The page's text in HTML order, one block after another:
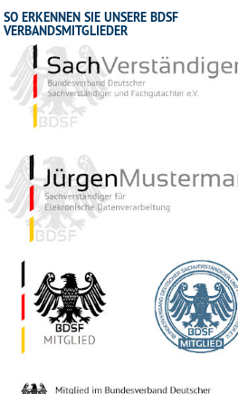
SO ERKENNEN SIE UNSERE BDSF
VERBANDSMITGLIEDER